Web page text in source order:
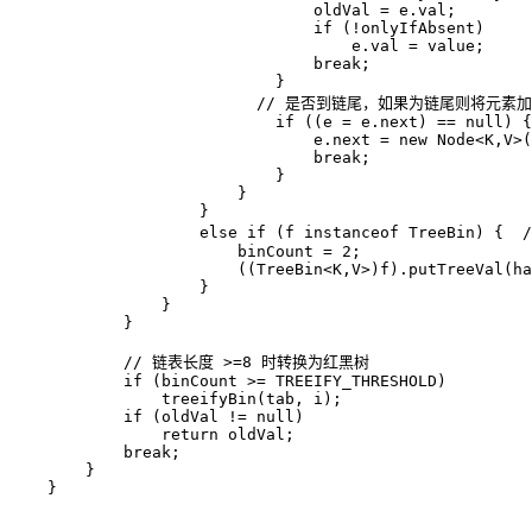
                                oldVal = e.val;
if (!onlyIfAbsent)
                                    e.val = value;
break ;
                            }
// 是否到链尾，如果为链尾则将元素
if ((e = e.next) == null )
                                e.next =
new Node
break ;
                            }
                        }
                    }
else
if (f instanceof TreeBin) {
                        binCount =
2 ;
                    }
                }
            }
// 链表长度 >=8 时转换为红黑树
if (binCount >= TREEIFY_THRESHOLD)
                treeifyBin(tab, i);
if (oldVal != null )
return oldVal;
break ;
        }
    }